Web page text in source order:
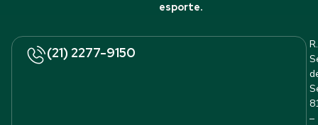
esporte.
(21) 2277-9150
R.
–